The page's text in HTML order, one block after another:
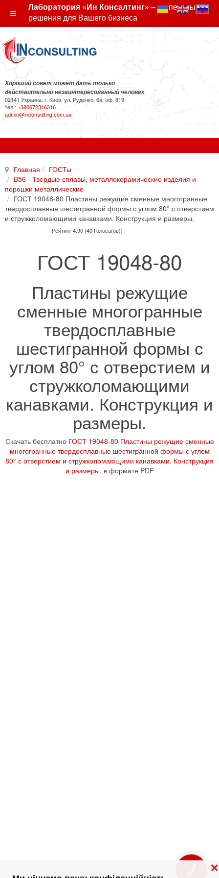
❌
Лаборатория «Ин Консалтинг» – экспертные
решения для Вашего бизнеса
Хороший совет может дать только
действительно незаинтересованный человек
02141 Украина, г. Киев, ул. Руденко, 6а, оф. 819
тел.: +380672316316
admin@inconsulting.com.ua
Главная
ГОСТы
В56 - Твердые сплавы, металлокерамические изделия и
порошки металлические
ГОСТ 19048-80 Пластины режущие сменные многогранные
твердосплавные шестигранной формы с углом 80° с отверстием
и стружколомающими канавками. Конструкция и размеры.
Рейтинг 4.90 (40 Голоса(ов))
ГОСТ 19048-80
Пластины режущие
сменные многогранные
твердосплавные
шестигранной формы с
углом 80° с отверстием и
стружколомающими
канавками. Конструкция и
размеры.
Скачать бесплатно ГОСТ 19048-80 Пластины режущие сменные
многогранные твердосплавные шестигранной формы с углом
80° с отверстием и стружколомающими канавками. Конструкция
и размеры. в формате PDF